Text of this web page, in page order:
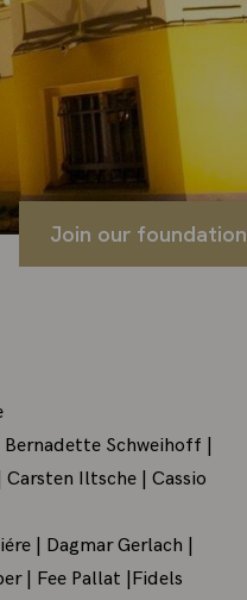
Join our foundation
Schweihoff |
Iltsche | Cassio
| Dagmar Gerlach |
| Fee Pallat |Fidels